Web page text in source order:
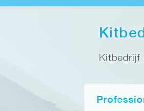
Kitbedrijf